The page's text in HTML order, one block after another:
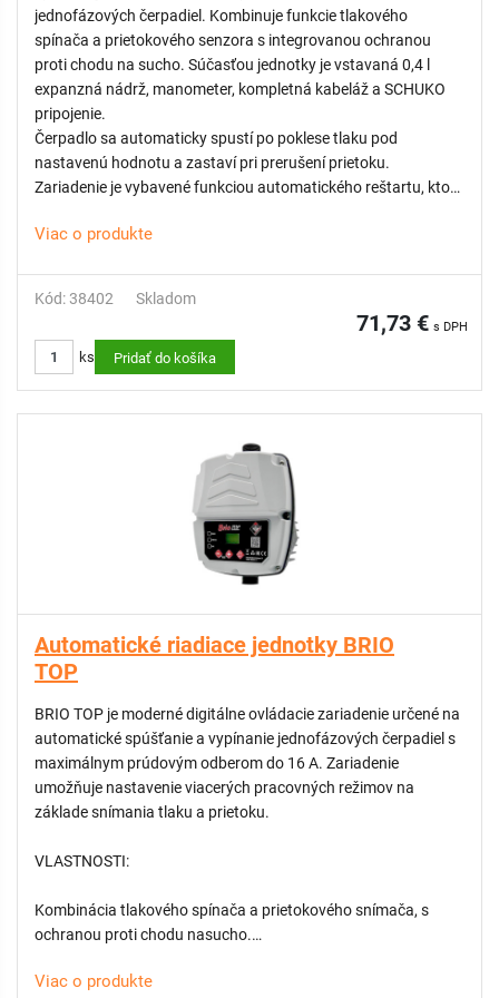
jednofázových čerpadiel. Kombinuje funkcie tlakového
spínača a prietokového senzora s integrovanou ochranou
proti chodu na sucho. Súčasťou jednotky je vstavaná 0,4 l
expanzná nádrž, manometer, kompletná kabeláž a SCHUKO
pripojenie.
Čerpadlo sa automaticky spustí po poklese tlaku pod
nastavenú hodnotu a zastaví pri prerušení prietoku.
Zariadenie je vybavené funkciou automatického reštartu, ktorá
čase.
Integrovaná expanzná nádrž 0,4 l – znižuje tlakové rázy a
minimalizuje časté spínanie čerpadla pri drobných únikoch
Zabudovaný manometer – model M umožňuje okamžitú
kontrolu tlaku v systéme.
Spoľahlivá ochrana proti chodu na sucho – automatické
zastavenie čerpadla pri strate prietoku.
Spínací tlak nastaviteľný od 1 do 3,5 bar (z výroby nastavené
Vhodné pre automatické závlahové systémy.
Viac o produkte
Kód: 38402 Skladom
71,73 € s DPH
ks Pridať do košíka
Automatické riadiace jednotky BRIO
TOP
BRIO TOP je moderné digitálne ovládacie zariadenie určené na
automatické spúšťanie a vypínanie jednofázových čerpadiel s
maximálnym prúdovým odberom do 16 A. Zariadenie
umožňuje nastavenie viacerých pracovných režimov na
základe snímania tlaku a prietoku.
VLASTNOSTI:
Kombinácia tlakového spínača a prietokového snímača, s
ochranou proti chodu nasucho.
LED signalizácia prevádzkových stavov.
Viac o produkte